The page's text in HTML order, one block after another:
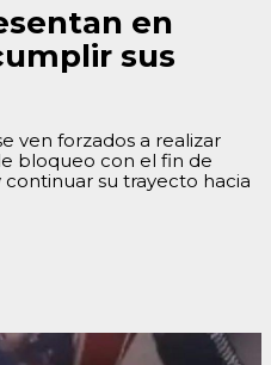
en
sus
ven forzados a realizar
bloqueo con el fin de
continuar su trayecto hacia